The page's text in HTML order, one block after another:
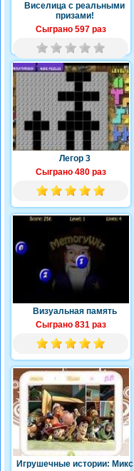
Виселица с реальными
призами!
Сыграно 597 раз
Легор 3
Сыграно 480 раз
Визуальная память
Сыграно 831 раз
Игрушечные истории: Микс